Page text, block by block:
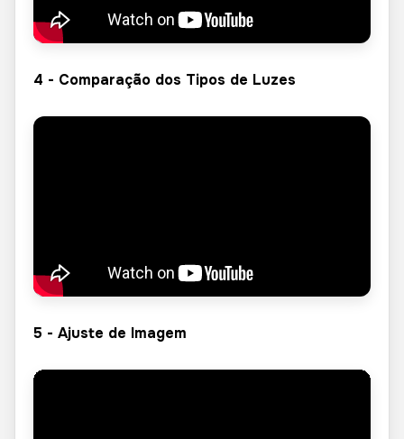
4 - Comparação dos Tipos de Luzes
5 - Ajuste de Imagem